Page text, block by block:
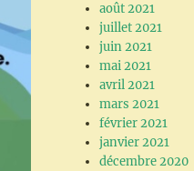
août 2021
juillet 2021
juin 2021
mai 2021
avril 2021
mars 2021
février 2021
janvier 2021
décembre 2020